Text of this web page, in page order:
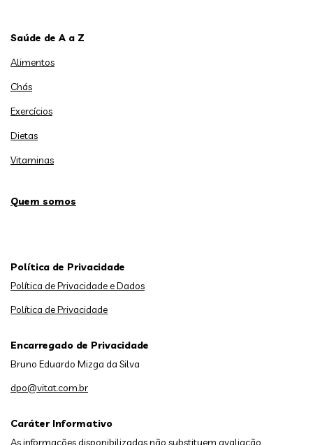
Saúde de A a Z
Alimentos
Chás
Exercícios
Dietas
Vitaminas
Quem somos
Caráter Informativo
As informações disponibilizadas não substituem avaliação,
Política de Privacidade
Política de Privacidade e Dados
Política de Privacidade
Encarregado de Privacidade
Bruno Eduardo Mizga da Silva
dpo@vitat.com.br